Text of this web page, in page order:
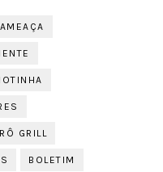
GRILL
BOLETIM